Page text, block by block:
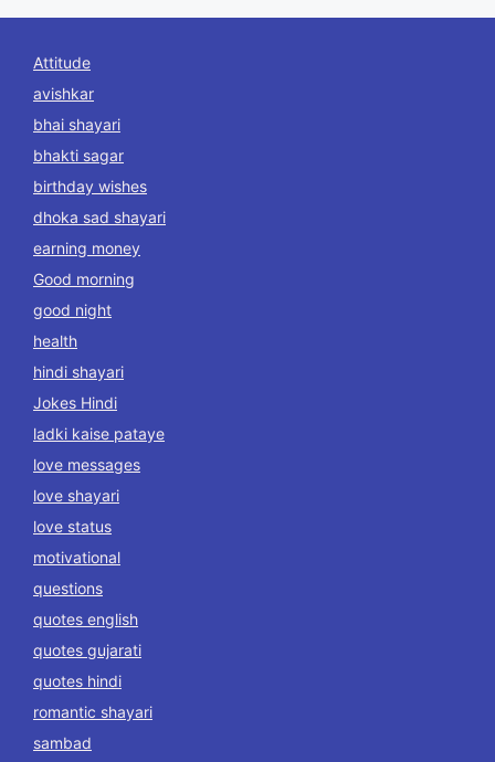
Attitude
avishkar
bhai shayari
bhakti sagar
birthday wishes
dhoka sad shayari
earning money
Good morning
good night
health
hindi shayari
Jokes Hindi
ladki kaise pataye
love messages
love shayari
love status
motivational
questions
quotes english
quotes gujarati
quotes hindi
romantic shayari
sambad